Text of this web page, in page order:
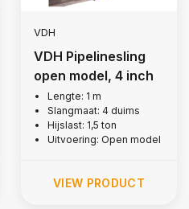
VDH
VDH Pipelinesling
open model, 4 inch
Lengte: 1 m
Slangmaat: 4 duims
Hijslast: 1,5 ton
Uitvoering: Open model
VIEW PRODUCT